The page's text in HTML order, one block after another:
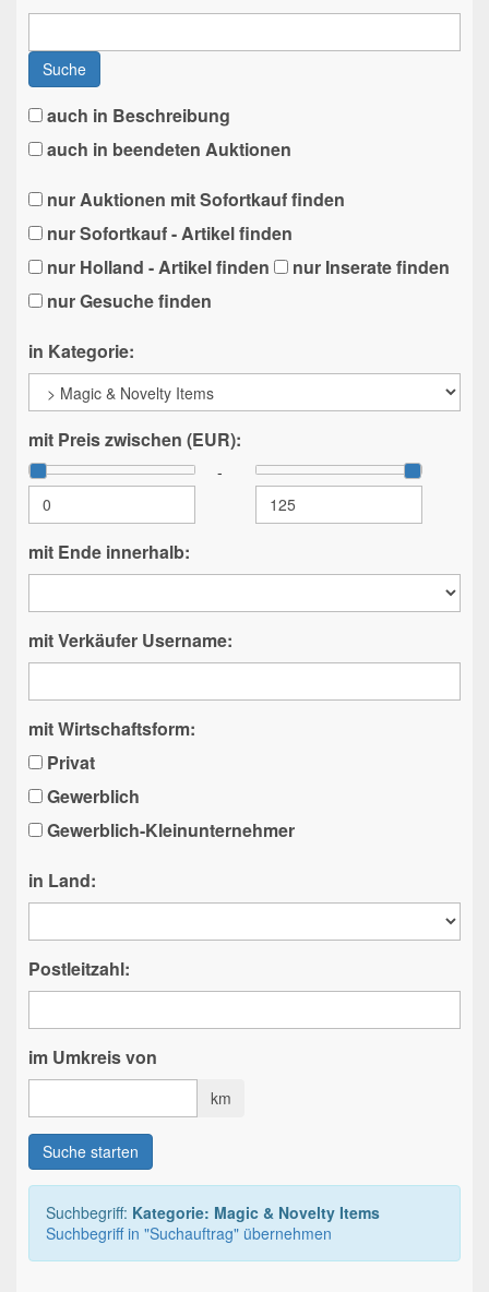
Suche
auch in Beschreibung
auch in beendeten Auktionen
nur Auktionen mit Sofortkauf finden
nur Sofortkauf - Artikel finden
nur Holland - Artikel finden
nur Inserate finden
nur Gesuche finden
in Kategorie:
mit Preis zwischen (EUR):
-
mit Ende innerhalb:
mit Verkäufer Username:
mit Wirtschaftsform:
Privat
Gewerblich
Gewerblich-Kleinunternehmer
in Land:
Postleitzahl:
im Umkreis von
km
Suche starten
Suchbegriff: Kategorie: Magic & Novelty Items
Suchbegriff in "Suchauftrag" übernehmen